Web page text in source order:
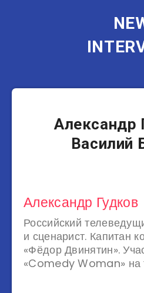
Юмористы
Александр
Василий
Александр Гудков
Российский
и сценарист. Капитан
«Фёдор Двинятин».
«Comedy Woman» на